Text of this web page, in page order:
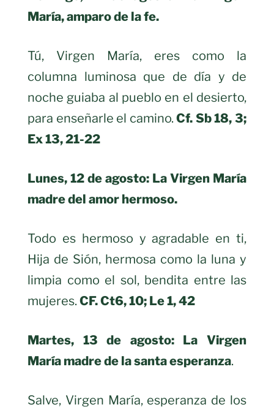
María, amparo de la fe.
Tú, Virgen María, eres como la
columna luminosa que de día y de
noche guiaba al pueblo en el desierto,
para enseñarle el camino.Cf. Sb 18, 3;
Ex 13, 21-22
Lunes, 12 de agosto: La Virgen María
madre del amor hermoso.
Todo es hermoso y agradable en ti,
Hija de Sión, hermosa como la luna y
limpia como el sol, bendita entre las
mujeres. CF. Ct6, 10; Le 1, 42
Martes, 13 de agosto: La Virgen
María madre de la santa esperanza.
Salve, Virgen María, esperanza de los